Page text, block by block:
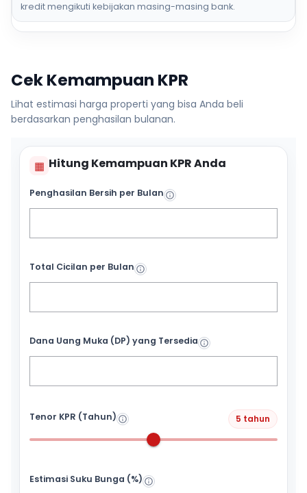
kredit mengikuti kebijakan masing-masing bank.
Cek Kemampuan KPR
Lihat estimasi harga properti yang bisa Anda beli
berdasarkan penghasilan bulanan.
▦ Hitung Kemampuan KPR Anda
Penghasilan Bersih per Bulan
Total Cicilan per Bulan
Dana Uang Muka (DP) yang Tersedia
Tenor KPR (Tahun) 5 tahun
Estimasi Suku Bunga (%)